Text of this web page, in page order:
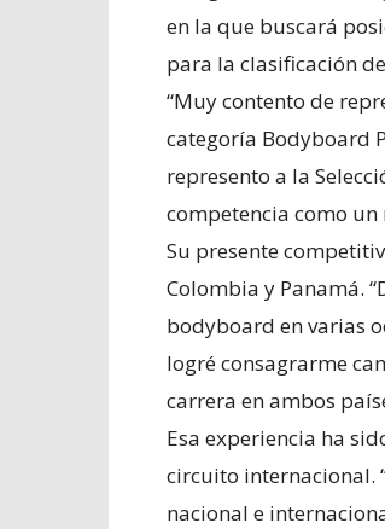
en la que buscará
para la clasificación
“Muy contento de
categoría Bodyboard
represento a la
competencia como
Su presente
Colombia y Panamá.
bodyboard en varias
logré consagrarme
carrera en ambos
Esa experiencia ha
circuito internacional.
nacional e